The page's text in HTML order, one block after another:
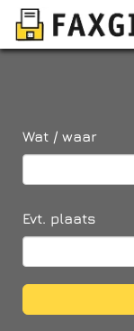
Wat / waar
Evt. plaats